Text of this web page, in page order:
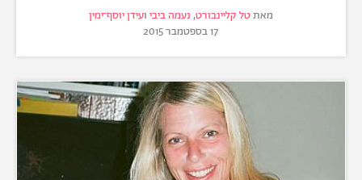
מאתטל קליינבורט, נעמה ביבי ועידן יוסף־ימין
17 בספטמבר 2015